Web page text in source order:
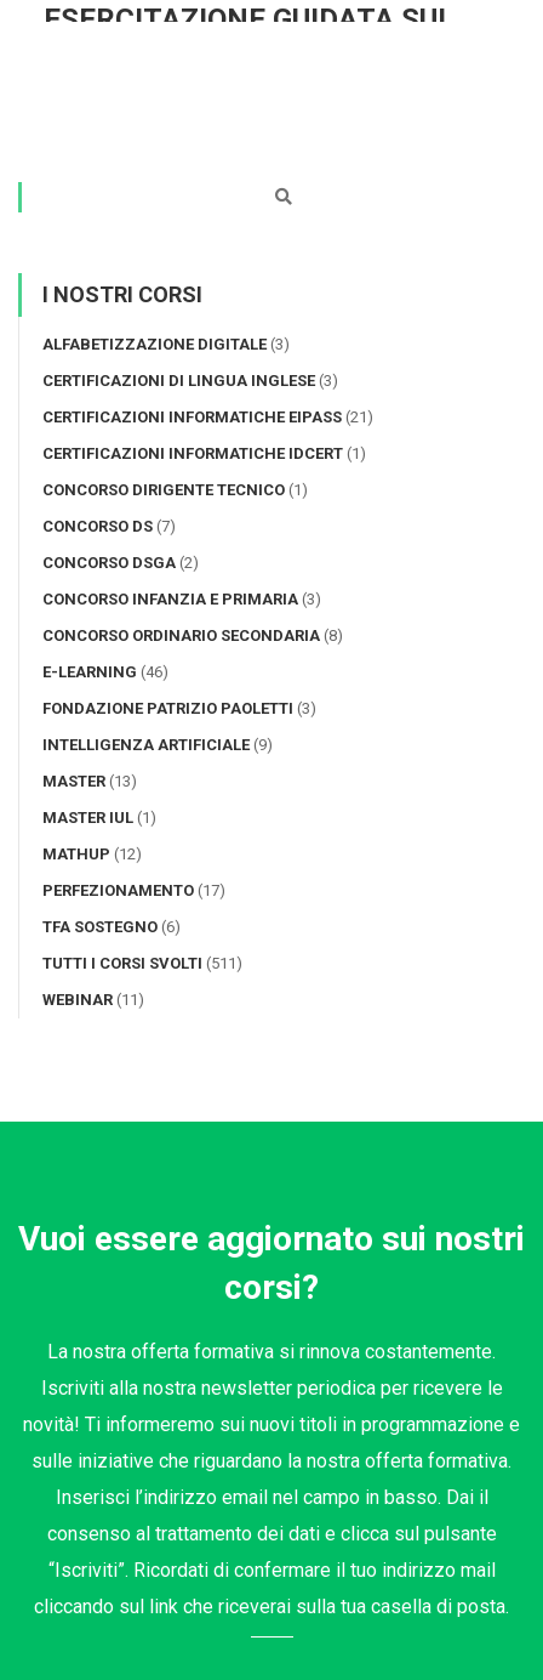
ESERCITAZIONE GUIDATA SUI
I NOSTRI CORSI
ALFABETIZZAZIONE DIGITALE (3)
CERTIFICAZIONI DI LINGUA INGLESE (3)
CERTIFICAZIONI INFORMATICHE EIPASS (21)
CERTIFICAZIONI INFORMATICHE IDCERT (1)
CONCORSO DIRIGENTE TECNICO (1)
CONCORSO DS (7)
CONCORSO DSGA (2)
CONCORSO INFANZIA E PRIMARIA (3)
CONCORSO ORDINARIO SECONDARIA (8)
E-LEARNING (46)
FONDAZIONE PATRIZIO PAOLETTI (3)
INTELLIGENZA ARTIFICIALE (9)
MASTER (13)
MASTER IUL (1)
MATHUP (12)
PERFEZIONAMENTO (17)
TFA SOSTEGNO (6)
TUTTI I CORSI SVOLTI (511)
WEBINAR (11)
Vuoi essere aggiornato sui nostri
corsi?
La nostra offerta formativa si rinnova costantemente.
Iscriviti alla nostra newsletter periodica per ricevere le
novità! Ti informeremo sui nuovi titoli in programmazione e
sulle iniziative che riguardano la nostra offerta formativa.
Inserisci l’indirizzo email nel campo in basso. Dai il
consenso al trattamento dei dati e clicca sul pulsante
“Iscriviti”. Ricordati di confermare il tuo indirizzo mail
cliccando sul link che riceverai sulla tua casella di posta.